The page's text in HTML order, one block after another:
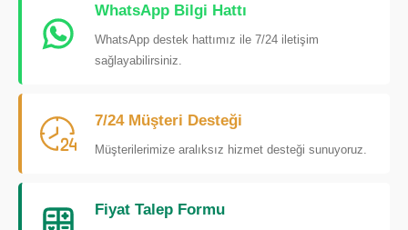
WhatsApp Bilgi Hattı
WhatsApp destek hattımız ile 7/24 iletişim
sağlayabilirsiniz.
7/24 Müşteri Desteği
Müşterilerimize aralıksız hizmet desteği sunuyoruz.
Fiyat Talep Formu